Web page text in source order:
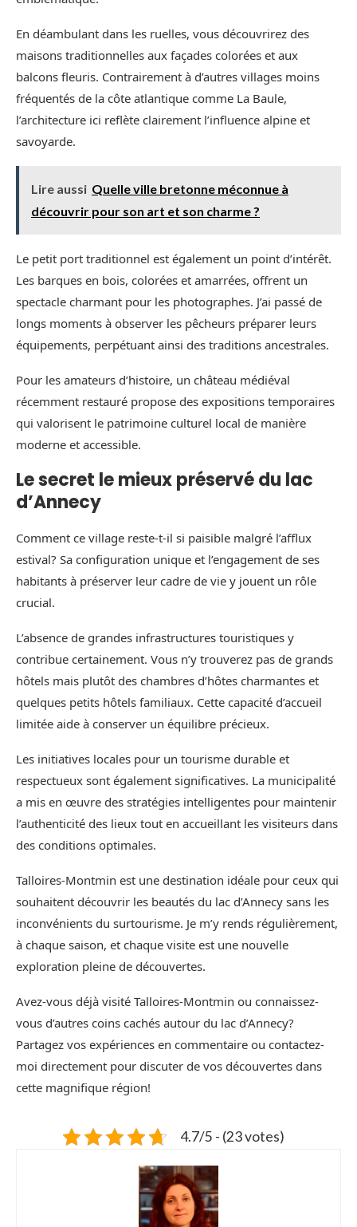
En déambulant dans les ruelles, vous découvrirez des
maisons traditionnelles aux façades colorées et aux
balcons fleuris. Contrairement à d’autres villages moins
fréquentés de la côte atlantique comme La Baule,
l’architecture ici reflète clairement l’influence alpine et
savoyarde.
Lire aussi Quelle ville bretonne méconnue à
découvrir pour son art et son charme ?
Le petit port traditionnel est également un point d’intérêt.
Les barques en bois, colorées et amarrées, offrent un
spectacle charmant pour les photographes. J’ai passé de
longs moments à observer les pêcheurs préparer leurs
équipements, perpétuant ainsi des traditions ancestrales.
Pour les amateurs d’histoire, un château médiéval
récemment restauré propose des expositions temporaires
qui valorisent le patrimoine culturel local de manière
moderne et accessible.
Le secret le mieux préservé du lac
d’Annecy
Comment ce village reste-t-il si paisible malgré l’afflux
estival? Sa configuration unique et l’engagement de ses
habitants à préserver leur cadre de vie y jouent un rôle
crucial.
L’absence de grandes infrastructures touristiques y
contribue certainement. Vous n’y trouverez pas de grands
hôtels mais plutôt des chambres d’hôtes charmantes et
quelques petits hôtels familiaux. Cette capacité d’accueil
limitée aide à conserver un équilibre précieux.
Les initiatives locales pour un tourisme durable et
respectueux sont également significatives. La municipalité
a mis en œuvre des stratégies intelligentes pour maintenir
l’authenticité des lieux tout en accueillant les visiteurs dans
des conditions optimales.
Talloires-Montmin est une destination idéale pour ceux qui
souhaitent découvrir les beautés du lac d’Annecy sans les
inconvénients du surtourisme. Je m’y rends régulièrement,
à chaque saison, et chaque visite est une nouvelle
exploration pleine de découvertes.
Avez-vous déjà visité Talloires-Montmin ou connaissez-
vous d’autres coins cachés autour du lac d’Annecy?
Partagez vos expériences en commentaire ou contactez-
moi directement pour discuter de vos découvertes dans
cette magnifique région!
4.7/5 - (23 votes)